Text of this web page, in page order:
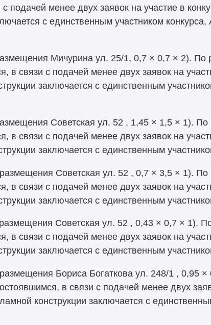
подачей менее двух заявок на участие в
с единственным участником
Мичурина ул. 25/1, 0,7 × 0,7 × 2). По
в связи с подачей менее двух заявок на
заключается с единственным
Советская ул. 52 , 1,45 × 1,5 × 1).
в связи с подачей менее двух заявок на
заключается с единственным
Советская ул. 52 , 0,7 × 3,5 × 1). По
в связи с подачей менее двух заявок на
заключается с единственным
Советская ул. 52 , 0,43 × 0,7 × 1).
в связи с подачей менее двух заявок на
заключается с единственным
Бориса Богаткова ул. 248/1 , 0,95
в связи с подачей менее двух
конструкции заключается с